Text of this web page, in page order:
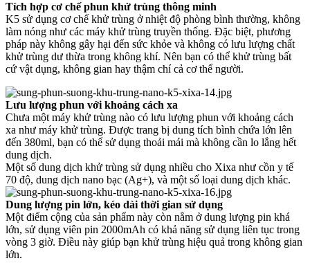
Tích hợp cơ chế phun khử trùng thông minh
K5 sử dụng cơ chế khử trùng ở nhiệt độ phòng bình thường, không
làm nóng như các máy khử trùng truyền thống. Đặc biệt, phương
pháp này không gây hại đến sức khỏe và không có lưu lượng chất
khử trùng dư thừa trong không khí. Nên bạn có thể khử trùng bất
cứ vật dụng, không gian hay thậm chí cả cơ thể người.
Lưu lượng phun với khoảng cách xa
Chưa một máy khử trùng nào có lưu lượng phun với khoảng cách
xa như máy khử trùng. Được trang bị dung tích bình chứa lớn lên
đến 380ml, bạn có thể sử dụng thoải mái mà không cần lo lắng hết
dung dịch.
Một số dung dịch khử trùng sử dụng nhiều cho Xixa như cồn y tế
70 độ, dung dịch nano bạc (Ag+), và một số loại dung dịch khác.
Dung lượng pin lớn, kéo dài thời gian sử dụng
Một điểm cộng của sản phẩm này còn nằm ở dung lượng pin khá
lớn, sử dụng viên pin 2000mAh có khả năng sử dụng liên tục trong
vòng 3 giờ. Điều này giúp bạn khử trùng hiệu quả trong không gian
lớn.